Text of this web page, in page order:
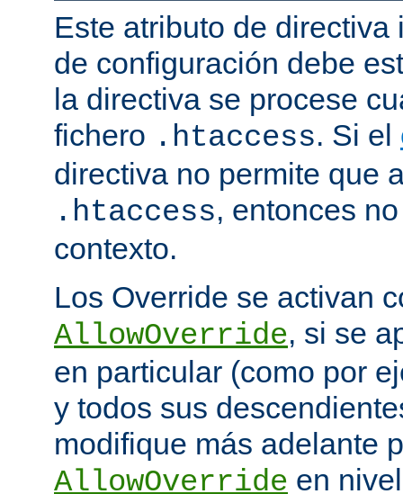
Este atributo de
de configuración debe
la directiva se procese
fichero .htaccess. Si el
directiva no permite que
.htaccess, entonces
contexto.
Los Override se activan
AllowOverride, si se
en particular (como por
y todos sus
modifique más adelante
AllowOverride en